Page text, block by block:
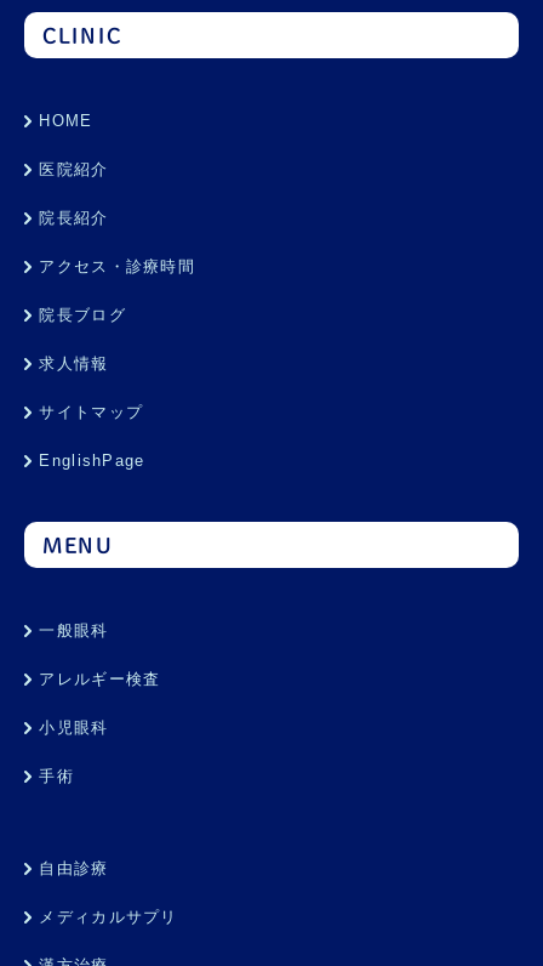
CLINIC
HOME
医院紹介
院長紹介
アクセス・診療時間
院長ブログ
求人情報
サイトマップ
EnglishPage
MENU
一般眼科
アレルギー検査
小児眼科
手術
自由診療
メディカルサプリ